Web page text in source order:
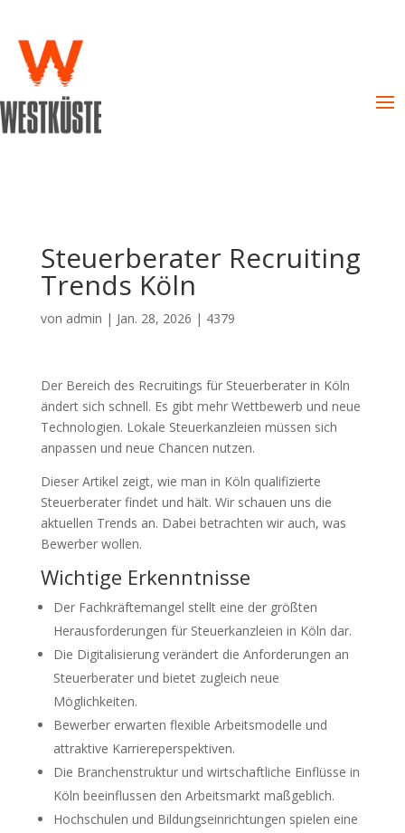
Steuerberater Recruiting
Trends Köln
von admin | Jan. 28, 2026 | 4379
Der Bereich des Recruitings für Steuerberater in Köln
ändert sich schnell. Es gibt mehr Wettbewerb und neue
Technologien. Lokale Steuerkanzleien müssen sich
anpassen und neue Chancen nutzen.
Dieser Artikel zeigt, wie man in Köln qualifizierte
Steuerberater findet und hält. Wir schauen uns die
aktuellen Trends an. Dabei betrachten wir auch, was
Bewerber wollen.
Wichtige Erkenntnisse
Der Fachkräftemangel stellt eine der größten
Herausforderungen für Steuerkanzleien in Köln dar.
Die Digitalisierung verändert die Anforderungen an
Steuerberater und bietet zugleich neue
Möglichkeiten.
Bewerber erwarten flexible Arbeitsmodelle und
attraktive Karriereperspektiven.
Die Branchenstruktur und wirtschaftliche Einflüsse in
Köln beeinflussen den Arbeitsmarkt maßgeblich.
Hochschulen und Bildungseinrichtungen spielen eine